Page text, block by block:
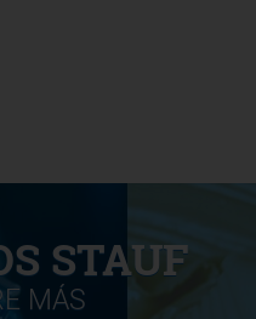
STAUF
MÁS